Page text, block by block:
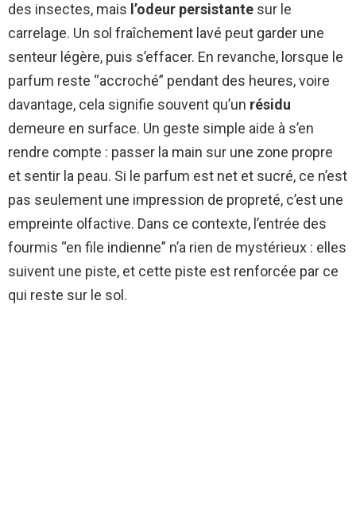
des insectes, mais l’odeur persistante sur le
carrelage. Un sol fraîchement lavé peut garder une
senteur légère, puis s’effacer. En revanche, lorsque le
parfum reste “accroché” pendant des heures, voire
davantage, cela signifie souvent qu’un résidu
demeure en surface. Un geste simple aide à s’en
rendre compte : passer la main sur une zone propre
et sentir la peau. Si le parfum est net et sucré, ce n’est
pas seulement une impression de propreté, c’est une
empreinte olfactive. Dans ce contexte, l’entrée des
fourmis “en file indienne” n’a rien de mystérieux : elles
suivent une piste, et cette piste est renforcée par ce
qui reste sur le sol.